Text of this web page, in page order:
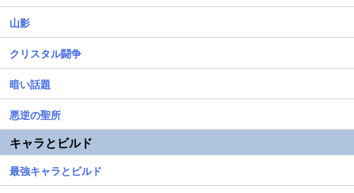
山影
クリスタル闘争
暗い話題
悪逆の聖所
キャラとビルド
最強キャラとビルド